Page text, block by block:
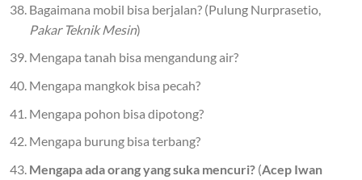
Bagaimana mobil bisa berjalan? (Pulung Nurprasetio,
Pakar Teknik Mesin)
Mengapa tanah bisa mengandung air?
Mengapa mangkok bisa pecah?
Mengapa pohon bisa dipotong?
Mengapa burung bisa terbang?
Mengapa ada orang yang suka mencuri?(Acep Iwan